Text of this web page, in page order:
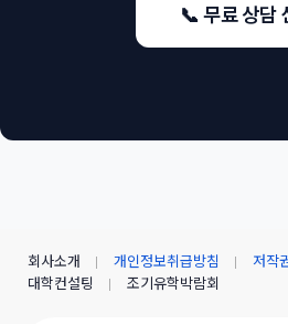
📞 무료 상담
회사소개 개인정보취급방침
저작
대학컨설팅
조기유학박람회